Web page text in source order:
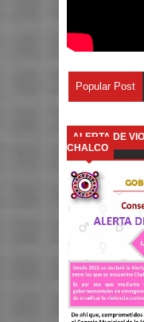
Popular Post
ALERTA DE
CHALCO